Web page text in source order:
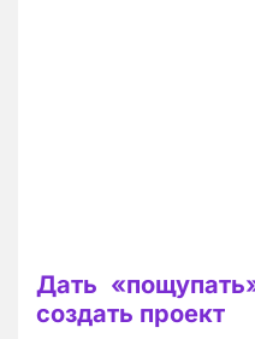
Дать
создать проект